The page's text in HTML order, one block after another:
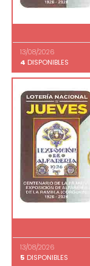
13/08/2026
4 DISPONIBLES
13/08/2026
5 DISPONIBLES